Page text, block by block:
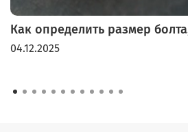
Как определить размер
04.12.2025